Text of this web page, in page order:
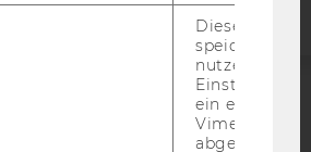
Dieses Cookie
speichert
ein
Vimeo-Video
abgespielt